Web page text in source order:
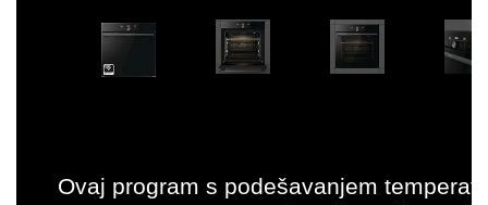
Ovaj program s podešavanjem